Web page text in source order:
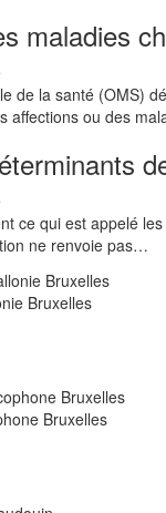
maladies
de la santé (OMS)
affections ou des
ce qui est appelé
ne renvoie pas…
Bruxelles
Bruxelles